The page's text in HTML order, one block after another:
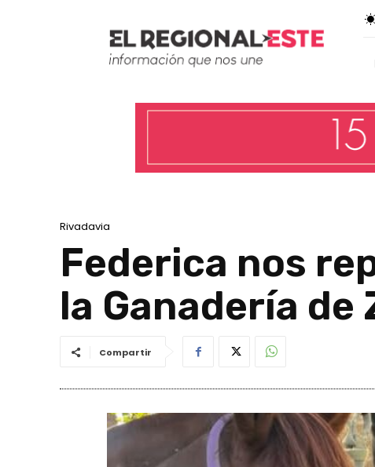
Rivadavia
Federica nos
la Ganadería de
Compartir